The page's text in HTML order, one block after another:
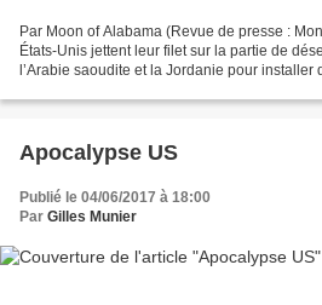
Par Moon of Alabama (Revue de presse :
États-Unis jettent leur filet sur la partie de
l’Arabie saoudite et la Jordanie pour installer
Apocalypse US
Publié le 04/06/2017 à 18:00
Par Gilles Munier